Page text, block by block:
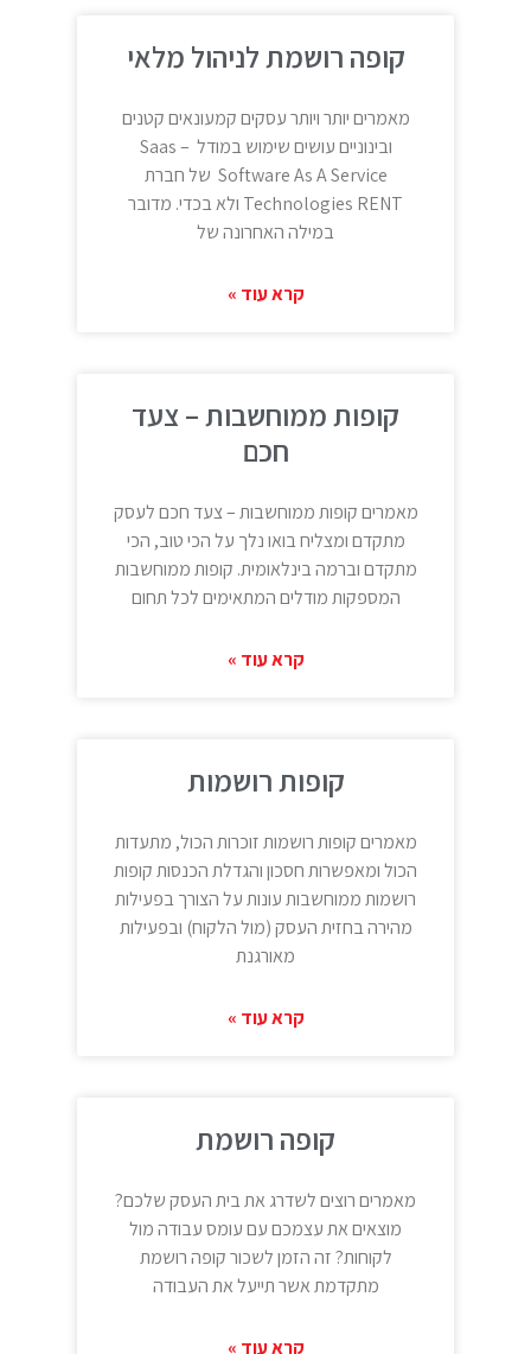
קופה רושמת לניהול מלאי
מאמרים יותר ויותר עסקים קמעונאים קטנים
ובינוניים עושים שימוש במודל Saas –
Software As A Service של חברת
Technologies RENT ולא בכדי. מדובר
במילה האחרונה של
קרא עוד »
קופות ממוחשבות – צעד
חכם
מאמרים קופות ממוחשבות – צעד חכם לעסק
מתקדם ומצליח בואו נלך על הכי טוב, הכי
מתקדם וברמה בינלאומית. קופות ממוחשבות
המספקות מודלים המתאימים לכל תחום
קרא עוד »
קופות רושמות
מאמרים קופות רושמות זוכרות הכול, מתעדות
הכול ומאפשרות חסכון והגדלת הכנסות קופות
רושמות ממוחשבות עונות על הצורך בפעילות
מהירה בחזית העסק (מול הלקוח) ובפעילות
מאורגנת
קרא עוד »
קופה רושמת
מאמרים רוצים לשדרג את בית העסק שלכם?
מוצאים את עצמכם עם עומס עבודה מול
לקוחות? זה הזמן לשכור קופה רושמת
מתקדמת אשר תייעל את העבודה
קרא עוד »